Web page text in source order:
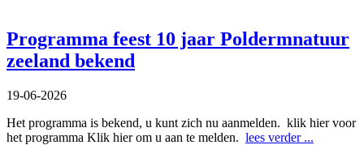
Programma feest 10 jaar Poldermnatuur
zeeland bekend
19-06-2026
Het programma is bekend, u kunt zich nu aanmelden. klik hier voor
het programma Klik hier om u aan te melden. lees verder ...